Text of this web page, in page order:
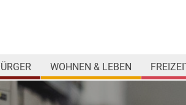
WOHNEN & LEBEN